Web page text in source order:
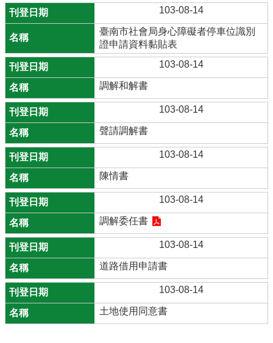
103-08-14
臺南市社會局身心障礙者停車位識別
證申請資料黏貼表
103-08-14
調解和解書
103-08-14
聲請調解書
103-08-14
陳情書
103-08-14
調解委任書
103-08-14
道路借用申請書
103-08-14
土地使用同意書